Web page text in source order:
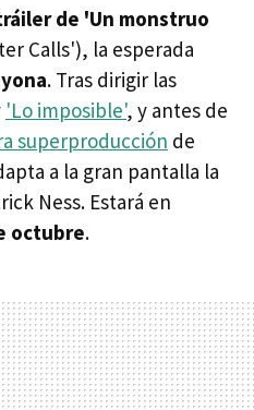
de 'Un monstruo
Calls'), la esperada
. Tras dirigir las
'Lo imposible', y antes de
superproducción de
a la gran pantalla la
Ness. Estará en
octubre.